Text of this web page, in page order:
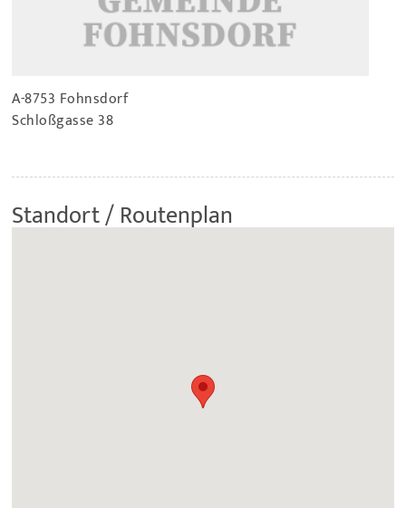
A-8753 Fohnsdorf
Schloßgasse 38
Standort / Routenplan